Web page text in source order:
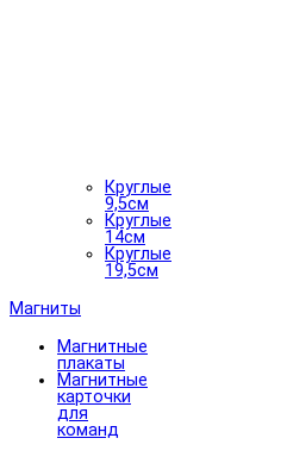
Круглые
9,5см
Круглые
14см
Круглые
19,5см
Магниты
Магнитные
плакаты
Магнитные
карточки
для
команд